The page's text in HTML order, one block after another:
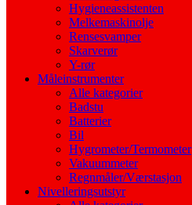
Hygieneassistenten
Melkemaskinolje
Rensesvamper
Skarverør
Y-rør
Måleinstrumenter
Alle kategorier
Badstu
Batterier
Bil
Hygrometer/Termometer
Vakuummeter
Regnmåler/Værstasjon
Nivelleringsutstyr